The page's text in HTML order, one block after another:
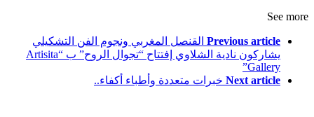
See more
Previous article القنصل المغربي ونجوم الفن التشكيلي
يشاركون نادية الشلاوي إفتتاح “تجوال الروح” ب “Artisita
Gallery”
Next article خبرات متعددة وأطباء أكفاء..